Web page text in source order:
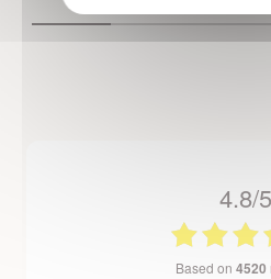
4.8/5
based on 4520